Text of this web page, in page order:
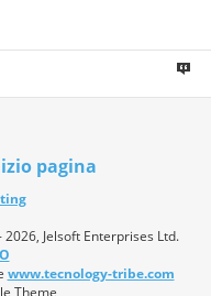
pagina
Jelsoft Enterprises Ltd.
www.tecnology-tribe.com